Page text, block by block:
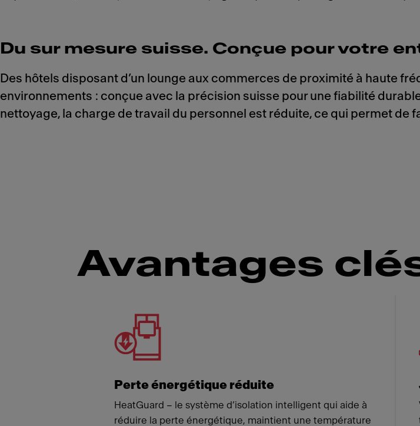
Du sur mesure suisse. Conçue pour votre
Des hôtels disposant d’un lounge aux commerces de proximité à haute
environnements : conçue avec la précision suisse pour une fiabilité
nettoyage, la charge de travail du personnel est réduite, ce qui permet de
Avantages
Meet
Perte énergétique réduite
HeatGuard – le système d’isolation intelligent qui aide à
réduire la perte énergétique, maintient une température